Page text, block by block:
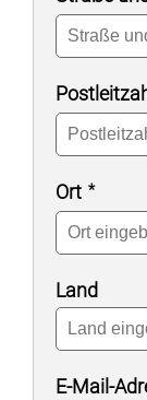
Ort
Land
E-Mail-